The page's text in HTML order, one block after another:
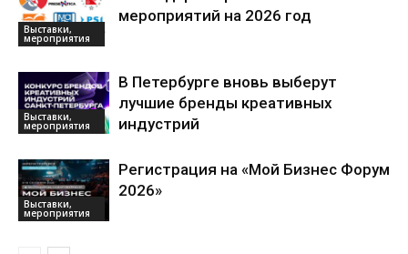
Выставки,
мероприятия
мероприятий на 2026 год
Выставки,
мероприятия
В Петербурге вновь выберут
лучшие бренды креативных
индустрий
Выставки,
мероприятия
Регистрация на «Мой Бизнес Форум
2026»